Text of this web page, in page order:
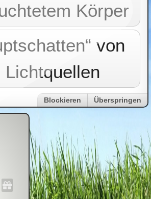
Körper
von
Lichtquellen
Blockieren Überspringen